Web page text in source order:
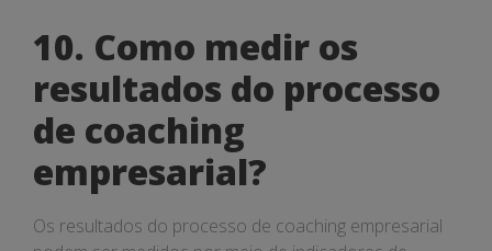
10. Como medir os
resultados do processo
de coaching
empresarial?
Os resultados do processo de coaching empresarial